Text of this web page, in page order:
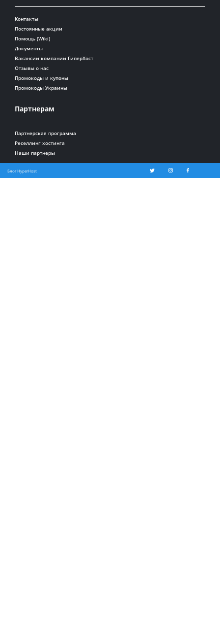
Контакты
Постоянные акции
Помощь (Wiki)
Документы
Вакансии компании ГиперХост
Отзывы о нас
Промокоды и купоны
Промокоды Украины
Партнерам
Партнерская программа
Реселлинг хостинга
Наши партнеры
Блог HyperHost